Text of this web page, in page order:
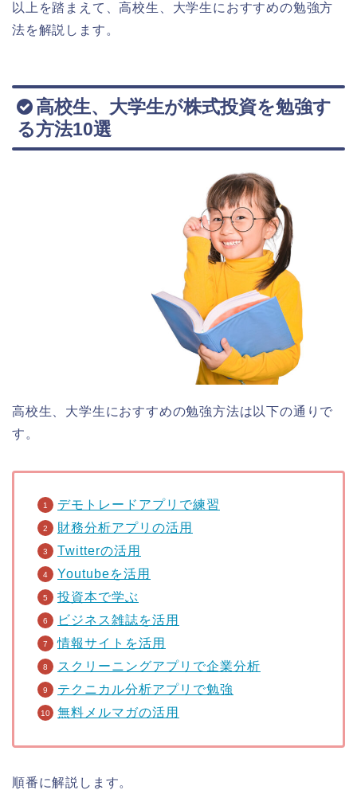
以上を踏まえて、高校生、大学生におすすめの勉強方
法を解説します。
高校生、大学生が株式投資を勉強す
る方法10選
高校生、大学生におすすめの勉強方法は以下の通りで
す。
デモトレードアプリで練習
財務分析アプリの活用
Twitterの活用
Youtubeを活用
投資本で学ぶ
ビジネス雑誌を活用
情報サイトを活用
スクリーニングアプリで企業分析
テクニカル分析アプリで勉強
無料メルマガの活用
順番に解説します。